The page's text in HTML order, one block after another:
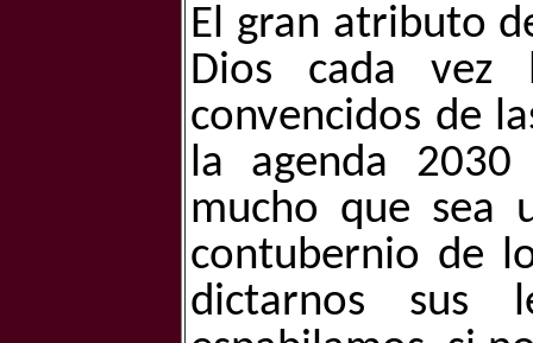
El gran atributo
Dios cada vez
convencidos de
la agenda
mucho que sea
contubernio de
dictarnos sus